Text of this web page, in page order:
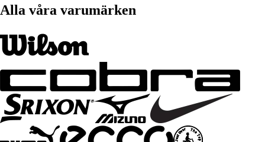
Alla våra varumärken